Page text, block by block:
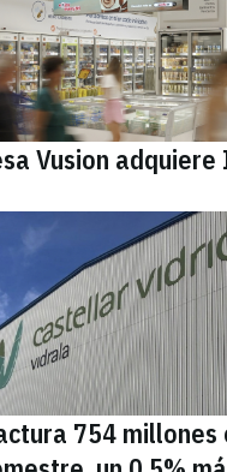
Vusion
754 millones